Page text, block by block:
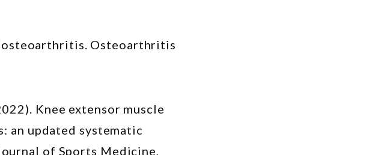
osteoarthritis. Osteoarthritis
Knee extensor muscle
an updated systematic
of Sports Medicine,